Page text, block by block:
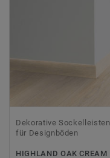
Dekorative Sockelleisten
für Designböden
HIGHLAND OAK CREAM